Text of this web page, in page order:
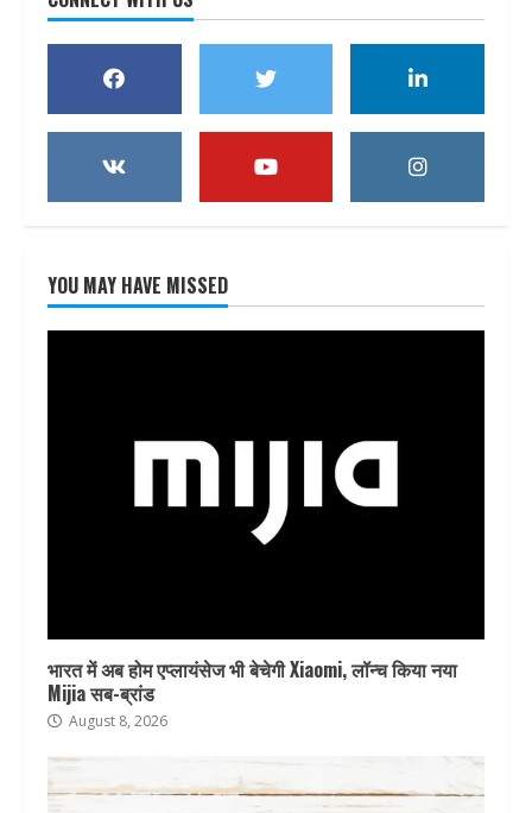
YOU MAY HAVE MISSED
भारत में अब होम एप्लायंसेज भी बेचेगी Xiaomi, लॉन्च किया नया
Mijia सब-ब्रांड
August 8, 2026